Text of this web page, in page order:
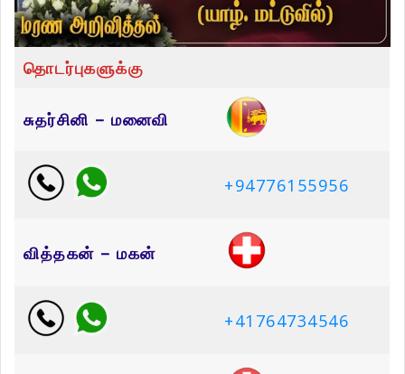
தொடர்புகளுக்கு
சுதர்சினி – மனைவி
+94776155956
வித்தகன் – மகன்
+41764734546